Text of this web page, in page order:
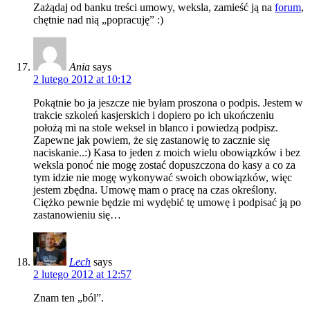
Zażądaj od banku treści umowy, weksla, zamieść ją na forum,
chętnie nad nią „popracuję” :)
Ania says
2 lutego 2012 at 10:12
Pokątnie bo ja jeszcze nie byłam proszona o podpis. Jestem w
trakcie szkoleń kasjerskich i dopiero po ich ukończeniu
położą mi na stole weksel in blanco i powiedzą podpisz.
Zapewne jak powiem, że się zastanowię to zacznie się
naciskanie..:) Kasa to jeden z moich wielu obowiązków i bez
weksla ponoć nie mogę zostać dopuszczona do kasy a co za
tym idzie nie mogę wykonywać swoich obowiązków, więc
jestem zbędna. Umowę mam o pracę na czas określony.
Ciężko pewnie będzie mi wydębić tę umowę i podpisać ją po
zastanowieniu się…
Lech says
2 lutego 2012 at 12:57
Znam ten „ból”.